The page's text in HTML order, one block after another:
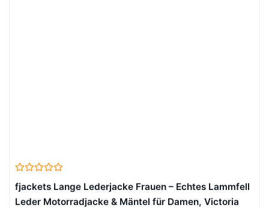
fjackets Lange Lederjacke Frauen – Echtes Lammfell
Leder Motorradjacke & Mäntel für Damen, Victoria